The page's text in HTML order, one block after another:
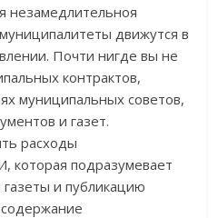
незамедлительноя
движутся в
Почти нигде вы не
контрактов,
муниципальных советов,
и газет.
расходы
которая подразумевает
и публикацию